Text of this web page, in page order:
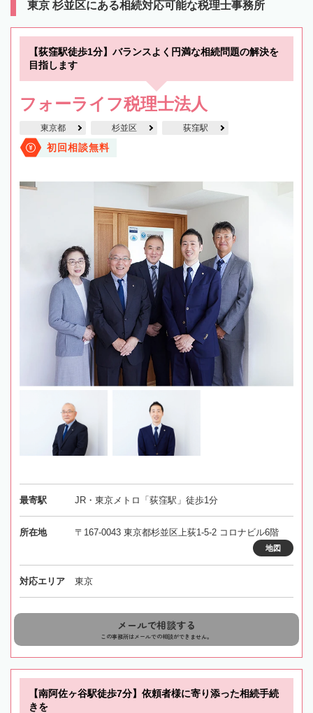
東京 杉並区にある相続対応可能な税理士事務所
【荻窪駅徒歩1分】バランスよく円満な相続問題の解決を
目指します
フォーライフ税理士法人
東京都 杉並区 荻窪駅
初回相談無料
最寄駅 JR・東京メトロ「荻窪駅」徒歩1分
所在地 〒167-0043 東京都杉並区上荻1-5-2 コロナビル6階
地図
対応エリア 東京
メールで相談する
この事務所はメールでの相談ができません。
【南阿佐ヶ谷駅徒歩7分】依頼者様に寄り添った相続手続
きを